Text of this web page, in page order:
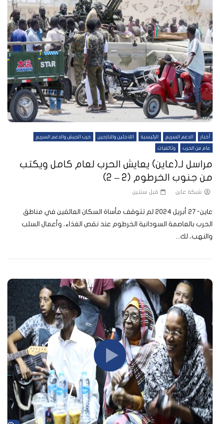
أخبار الدعم السريع الرئيسية اللاجئين والنازحين حرب الجيش والدعم السريع
عام من الحرب وثائقيات
مراسل لـ(عاين) يعايش الحرب لعام كامل ويكتب
من جنوب الخرطوم (2 – 2)
شبكة عاين قبل سنتين
عاين- 27 أبريل 2024 لم تتوقف مأساة السكان العالقين في مناطق
الحرب بالعاصمة السودانية الخرطوم عند نقص الغذاء، وأعمال السلب
والنهب، لك...